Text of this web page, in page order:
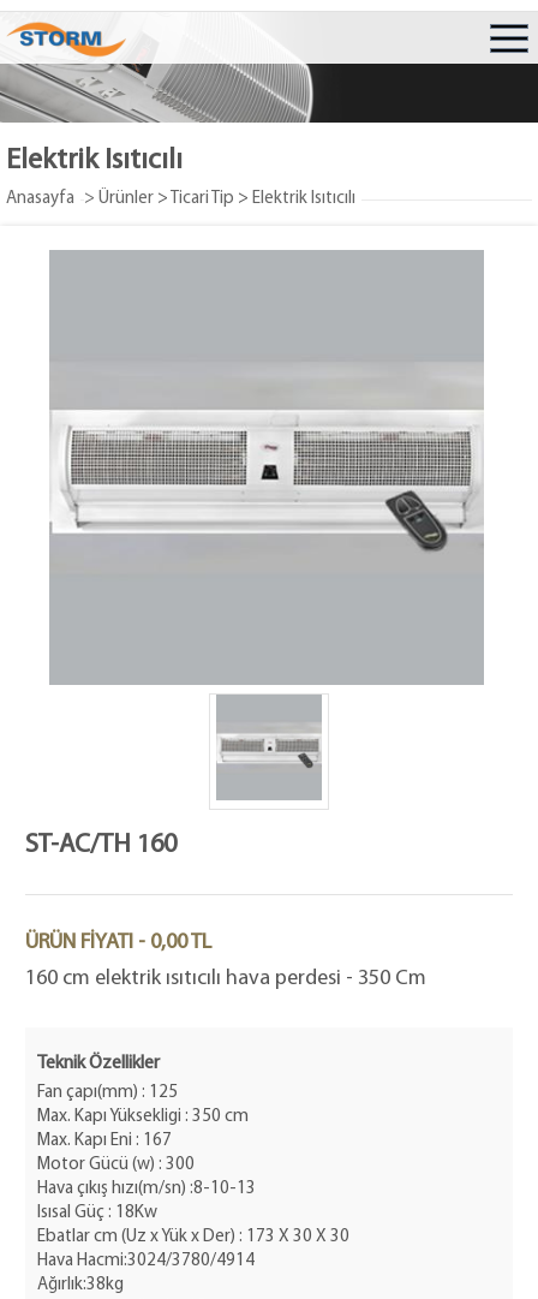
Elektrik Isıtıcılı
Anasayfa > Ürünler > Ticari Tip > Elektrik Isıtıcılı
ST-AC/TH 160
ÜRÜN FİYATI - 0,00 TL
160 cm elektrik ısıtıcılı hava perdesi - 350 Cm
Teknik Özellikler
Fan çapı(mm) : 125
Max. Kapı Yüksekligi : 350 cm
Max. Kapı Eni : 167
Motor Gücü (w) : 300
Hava çıkış hızı(m/sn) :8-10-13
Isısal Güç : 18Kw
Ebatlar cm (Uz x Yük x Der) : 173 X 30 X 30
Hava Hacmi:3024/3780/4914
Ağırlık:38kg